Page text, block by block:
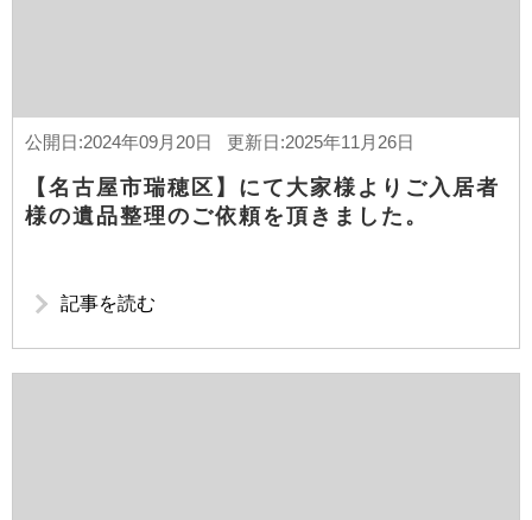
公開日:2024年09月20日 更新日:2025年11月26日
【名古屋市瑞穂区】にて大家様よりご入居者
様の遺品整理のご依頼を頂きました。
記事を読む